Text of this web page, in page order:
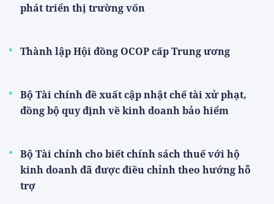
phát triển thị trường vốn
Thành lập Hội đồng OCOP cấp Trung ương
Bộ Tài chính đề xuất cập nhật chế tài xử phạt,
đồng bộ quy định về kinh doanh bảo hiểm
Bộ Tài chính cho biết chính sách thuế với hộ
kinh doanh đã được điều chỉnh theo hướng hỗ
trợ